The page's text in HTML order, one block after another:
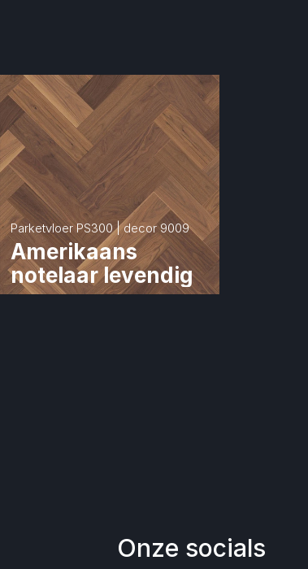
Parketvloer PS300 | decor 9009
Amerikaans
notelaar levendig
Onze socials